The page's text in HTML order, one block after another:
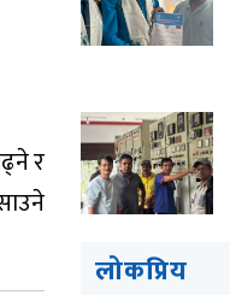
र
लोकप्रिय